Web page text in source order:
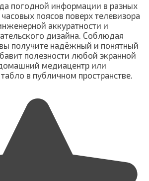
погодной информации в разных
поясов поверх телевизора
аккуратности и
дизайна. Соблюдая
получите надёжный и понятный
полезности любой экранной
медиацентр или
в публичном пространстве.